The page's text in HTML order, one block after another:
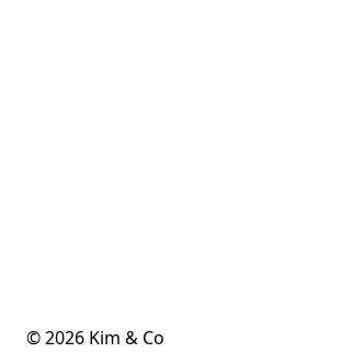
© 2026 Kim & Co